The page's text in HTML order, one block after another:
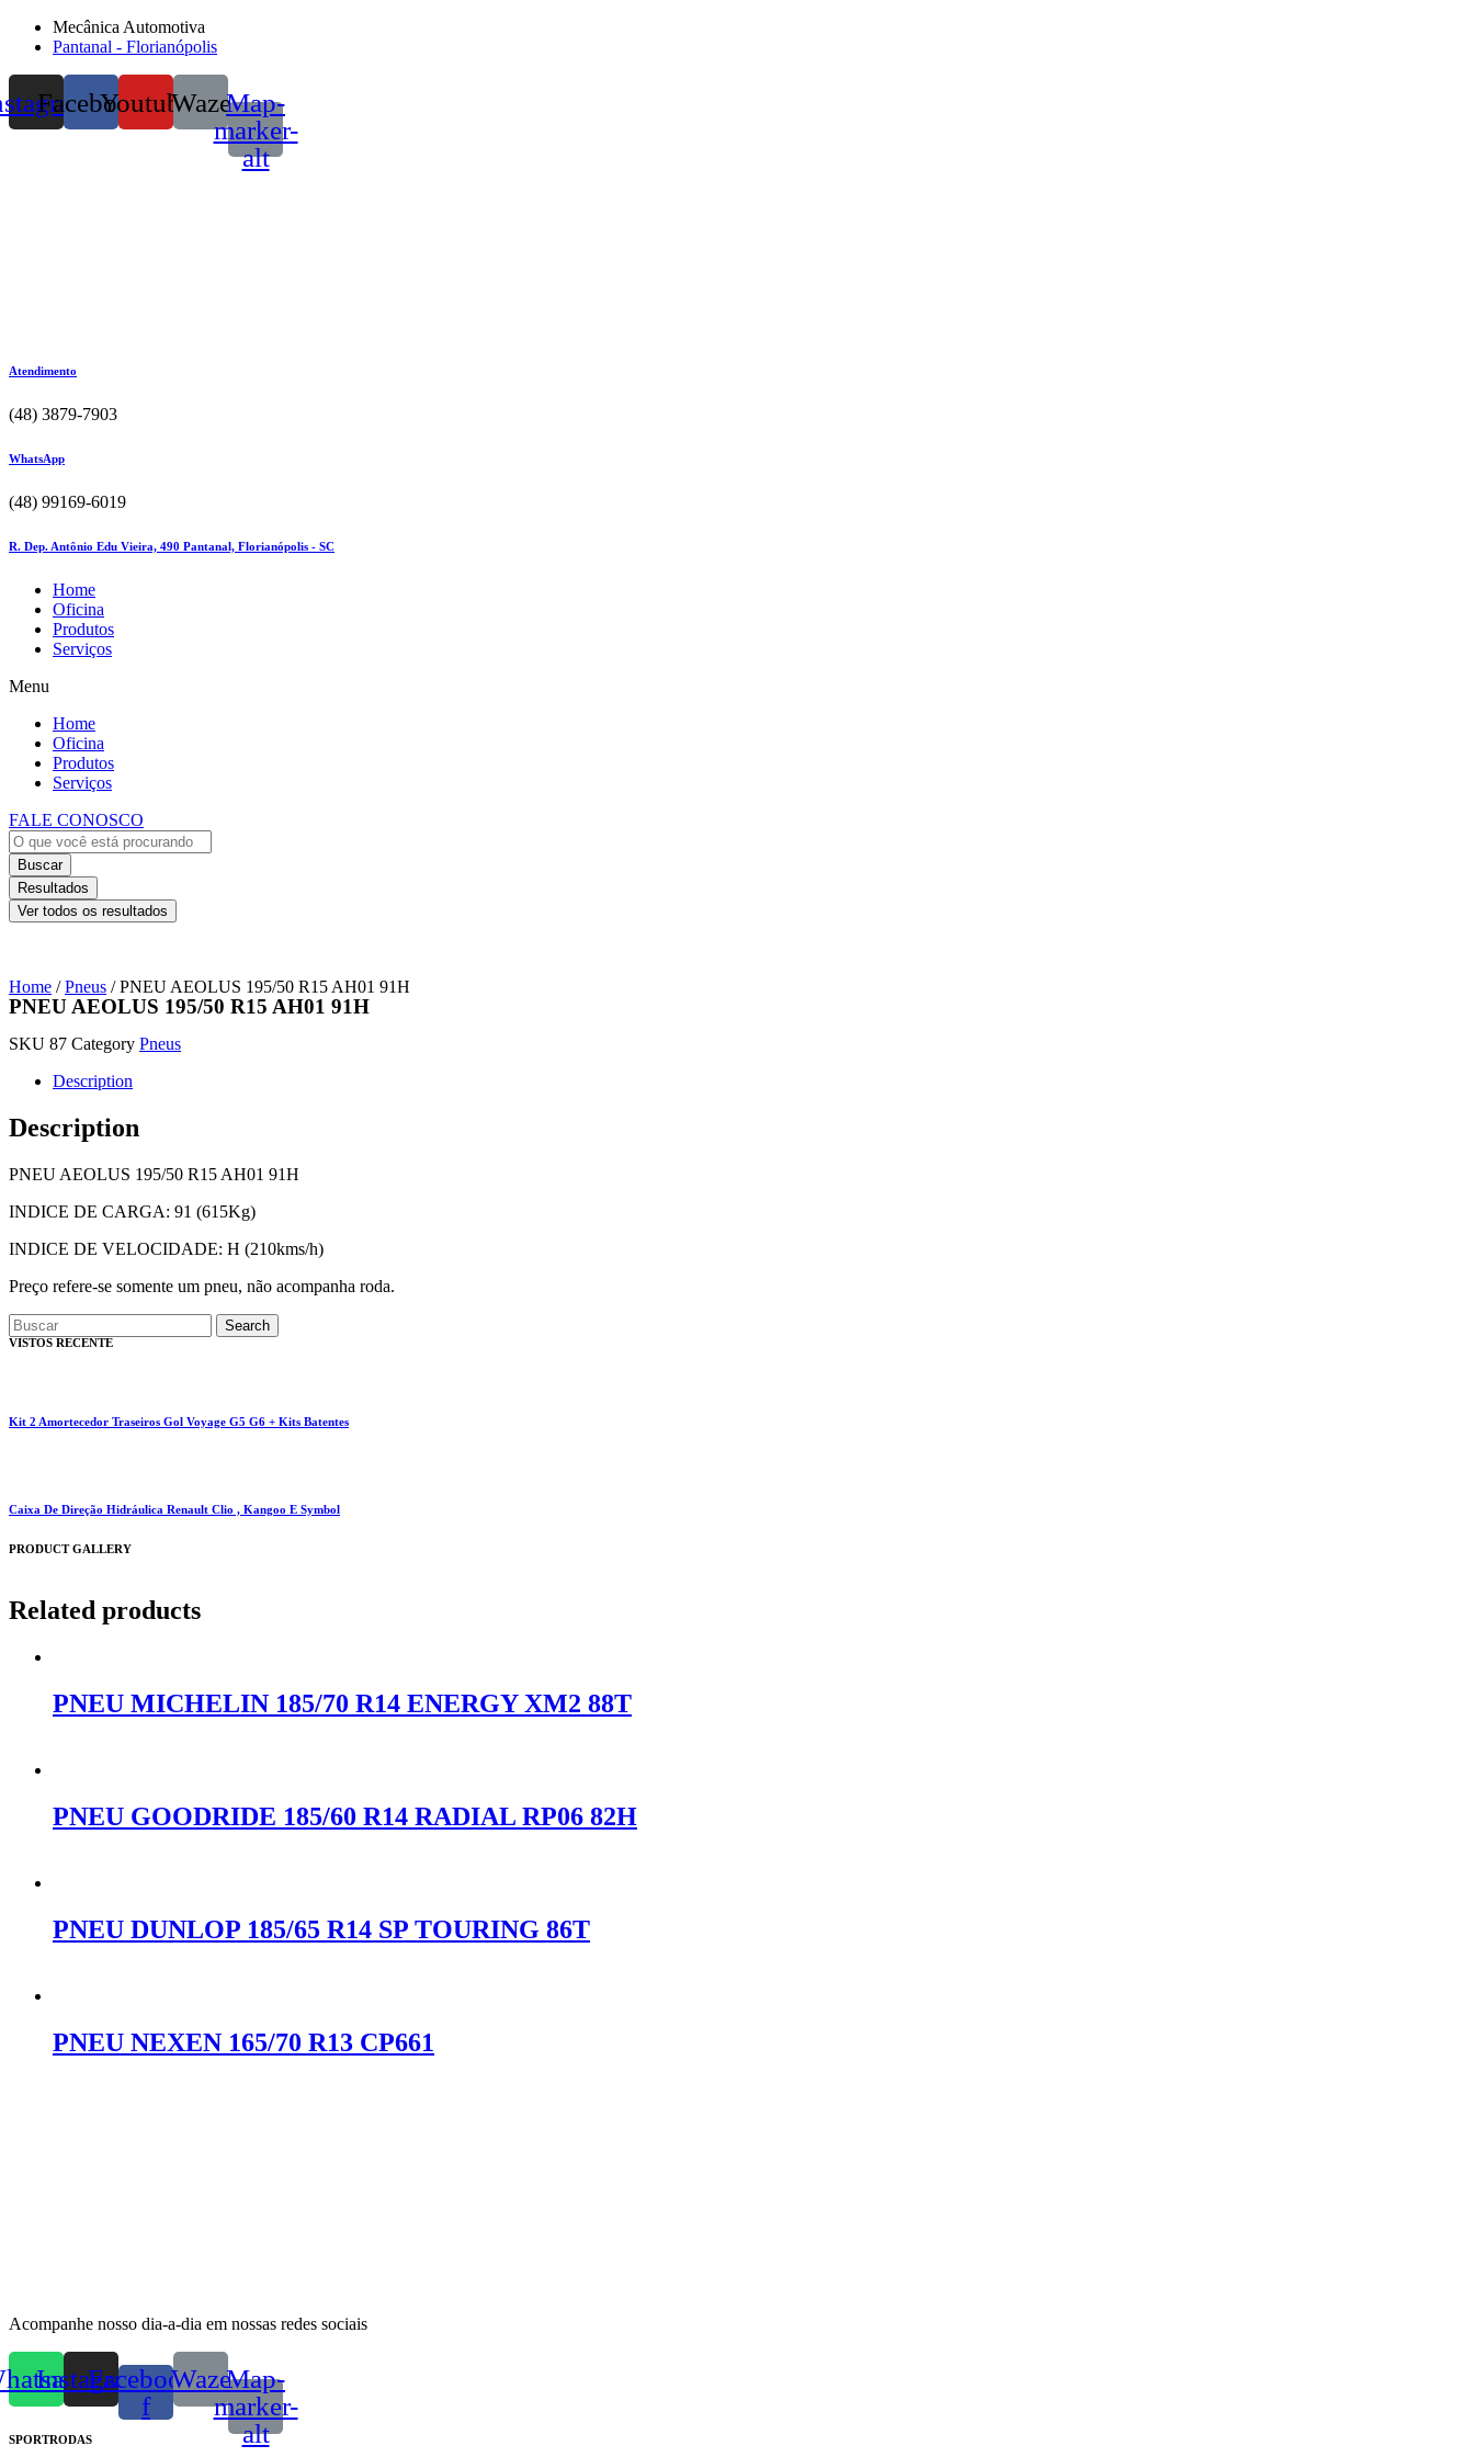
Mecânica Automotiva
Pantanal - Florianópolis
FacebookYoutubeWazeMap-
marker-
alt
Atendimento
(48) 3879-7903
WhatsApp
(48) 99169-6019
R. Dep. Antônio Edu Vieira, 490 Pantanal, Florianópolis - SC
Home
Oficina
Produtos
Serviços
Menu
Home
Oficina
Produtos
Serviços
FALE CONOSCO
Buscar
Resultados
Ver todos os resultados
Home /Pneus / PNEU AEOLUS 195/50 R15 AH01 91H
PNEU AEOLUS 195/50 R15 AH01 91H
SKU 87 Category Pneus
Description
Description
PNEU AEOLUS 195/50 R15 AH01 91H
INDICE DE CARGA: 91 (615Kg)
INDICE DE VELOCIDADE: H (210kms/h)
Preço refere-se somente um pneu, não acompanha roda.
Search
VISTOS RECENTE
Kit 2 Amortecedor Traseiros Gol Voyage G5 G6 + Kits Batentes
Caixa De Direção Hidráulica Renault Clio , Kangoo E Symbol
PRODUCT GALLERY
Related products
PNEU MICHELIN 185/70 R14 ENERGY XM2 88T
PNEU GOODRIDE 185/60 R14 RADIAL RP06 82H
PNEU DUNLOP 185/65 R14 SP TOURING 86T
PNEU NEXEN 165/70 R13 CP661
Acompanhe nosso dia-a-dia em nossas redes sociais
Instagram
Facebook-
f
WazeMap-
marker-
alt
SPORTRODAS